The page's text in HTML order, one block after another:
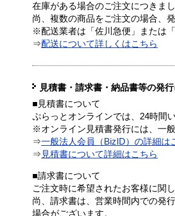
在庫がある場合のご注文につきま
尚、複数の商品をご注文の場合、
※配送業者は「佐川急便」または
⇒配送について詳しくはこちら
見積書・請求書・納品書等の発
■見積書について
ぷらっとオンラインでは、24時間
※オンライン見積書発行には、一
⇒一般法人会員（BizID）の詳細は
⇒ 見積書について詳細はこちら
■請求書について
ご注文時に希望されたお客様に関
尚、請求書は、営業時間内での発
場合がございます。